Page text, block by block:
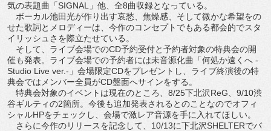
気の表題曲「SIGNAL」他、全8曲収録となっている。
ボーカル池田光が作り出す哀愁、焦燥感、そして微かな希望をの
せた歌詞とメロディーは、今作のコンセプトでもある都会的でスタ
イリッシュさを際立たせている。
そして、ライブ会場でのCD予約受付と予約者対象の特典会の開
催も発表。ライブ会場での予約者には未音源化曲「何処か遠くへ -
Studio Live ver.-」会場限定CDをプレゼントし、ライブ終演後の特
典会ではメンバー全員がCD盤面へサインをする。
特典会対象のイベントは現在のところ、8/25下北沢ReG、9/10渋
谷ギルティの2箇所。今後も追加発表されるとのことなのでオフィ
シャルHPをチェックし、会場で激レア音源を手に入れてほしい。
さらに今作のリリースを記念して、10/13に下北沢SHELTERでバ